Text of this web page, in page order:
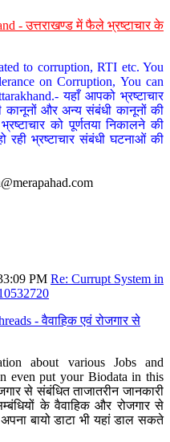
- उत्तराखण्ड में फैले भ्रष्टाचार के
to corruption, RTI etc. You
on Corruption, You can
यहाँ आपको भ्रष्टाचार
कानूनों और अन्य संबंधी कानूनों की
को पूर्णतया निकालने की
भ्रष्टाचार संबंधी घटनाओं की
PM Re: Currupt System in
- वैवाहिक एवं रोजगार से
about various Jobs and
even put your Biodata in this
से संबंधित ताजातरीन जानकारी
के वैवाहिक और रोजगार से
बायो डाटा भी यहां डाल सकते